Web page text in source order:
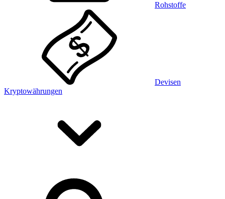
Rohstoffe
Devisen
Kryptowährungen